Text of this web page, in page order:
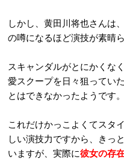
しかし、黄田川将也さんは
の噂になるほど演技が素晴
スキャンダルがとにかくな
愛スクープを日々狙ってい
とはできなかったようです。
これだけかっこよくてスタ
しい演技力ですから、きっ
いますが、実際に彼女の存